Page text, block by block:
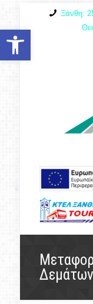
Ανοίξτε τη γραμμή εργαλείων
Ξάνθη:
Δεμάτων